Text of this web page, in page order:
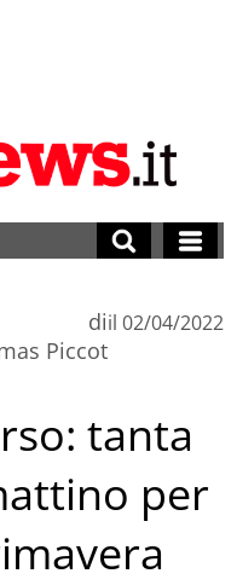
di
Piccot
il 02/04/2022
tanta
per